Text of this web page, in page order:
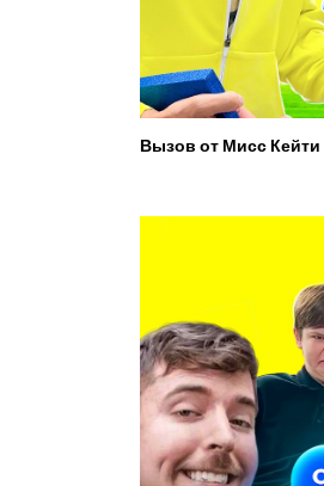
Вызов от Мисс Кейти